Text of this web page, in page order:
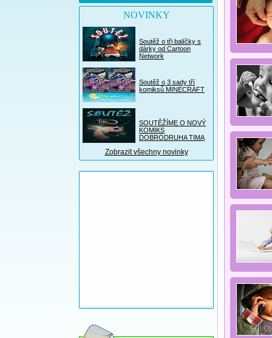
NOVINKY
Soutěž o tři balíčky s
dárky od Cartoon
Network
Soutěž o 3 sady tří
komiksů MINECRAFT
SOUTĚŽÍME O NOVÝ
KOMIKS
DOBRODRUHA TIMA
Zobrazit všechny novinky